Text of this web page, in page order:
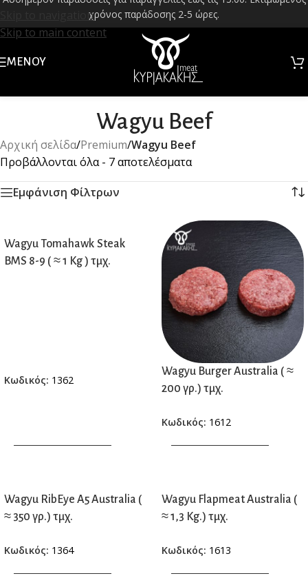
Skip to navigation
Skip to main content
χρόνος παράδοσης 2-5 ώρες.
ΜΕΝΟΎ
Wagyu Beef
Αρχική σελίδα/Premium/Wagyu Beef
Προβάλλονται όλα - 7 αποτελέσματα
Εμφάνιση Φίλτρων
Wagyu Tomahawk Steak
BMS 8-9 ( ≈ 1 Kg ) τμχ.
Κωδικός: 1362
Wagyu Burger Australia ( ≈
200 γρ.) τμχ.
Κωδικός: 1612
Wagyu RibEye A5 Australia (
≈ 350 γρ.) τμχ.
Κωδικός: 1364
Wagyu Flapmeat Australia (
≈ 1,3 Kg.) τμχ.
Κωδικός: 1613